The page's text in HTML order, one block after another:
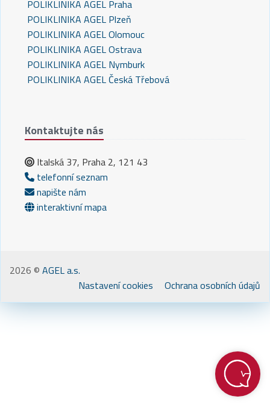
POLIKLINIKA AGEL Praha
POLIKLINIKA AGEL Plzeň
POLIKLINIKA AGEL Olomouc
POLIKLINIKA AGEL Ostrava
POLIKLINIKA AGEL Nymburk
POLIKLINIKA AGEL Česká Třebová
Kontaktujte nás
Italská 37, Praha 2, 121 43
telefonní seznam
napište nám
interaktivní mapa
2026 © AGEL a.s.
Nastavení cookies
Ochrana osobních údajů